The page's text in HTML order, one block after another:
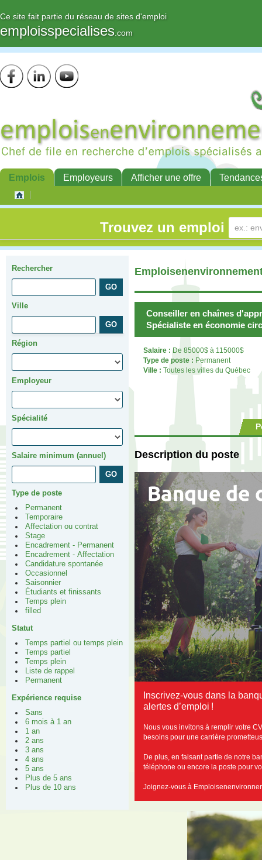
Ce site fait partie du réseau de sites d'emploi
emploisspecialises .com
Emplois Employeurs Afficher une offre
Trouvez un emploi
Rechercher
Ville
Région
Employeur
Spécialité
Salaire minimum (annuel)
Type de poste
Permanent
Temporaire
Affectation ou contrat
Stage
Encadrement - Permanent
Encadrement - Affectation
Candidature spontanée
Occasionnel
Saisonnier
Étudiants et finissants
Temps plein
filled
Statut
Temps partiel ou temps plein
Temps partiel
Temps plein
Liste de rappel
Permanent
Expérience requise
Sans
6 mois à 1 an
1 an
2 ans
3 ans
4 ans
5 ans
Plus de 5 ans
Plus de 10 ans
Conseiller en chaînes
Spécialiste en économie
Salaire : De 85000$ à 115000$
Type de poste : Permanent
Ville : Toutes les villes du Québec
Description du poste
Inscrivez-vous dans la
alertes d’emploi !
Nous vous invitons à remplir votre
besoins pour une carrière
De plus, en faisant partie de notre
téléphone ou encore la poste pour
Joignez-vous à